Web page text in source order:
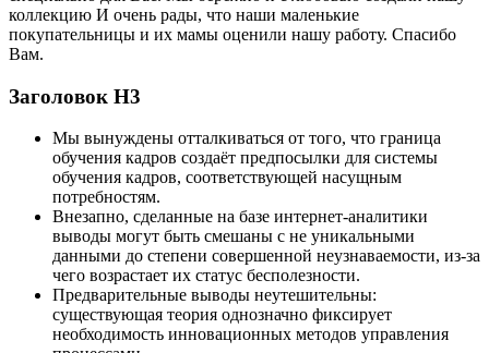
коллекцию И очень рады, что наши маленькие
покупательницы и их мамы оценили нашу работу. Спасибо
Вам.
Заголовок Н3
Мы вынуждены отталкиваться от того, что граница
обучения кадров создаёт предпосылки для системы
обучения кадров, соответствующей насущным
потребностям.
Внезапно, сделанные на базе интернет-аналитики
выводы могут быть смешаны с не уникальными
данными до степени совершенной неузнаваемости, из-за
чего возрастает их статус бесполезности.
Предварительные выводы неутешительны:
существующая теория однозначно фиксирует
необходимость инновационных методов управления